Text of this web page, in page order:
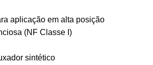
aplicação em alta posição
(NF Classe I)
sintético